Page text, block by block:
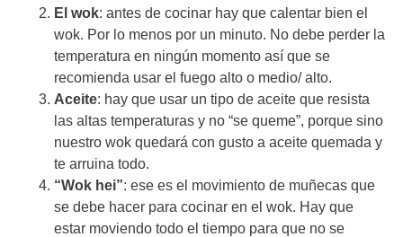
El wok: antes de cocinar hay que calentar bien el
wok. Por lo menos por un minuto. No debe perder la
temperatura en ningún momento así que se
recomienda usar el fuego alto o medio/ alto.
Aceite: hay que usar un tipo de aceite que resista
las altas temperaturas y no “se queme”, porque sino
nuestro wok quedará con gusto a aceite quemada y
te arruina todo.
“Wok hei”: ese es el movimiento de muñecas que
se debe hacer para cocinar en el wok. Hay que
estar moviendo todo el tiempo para que no se